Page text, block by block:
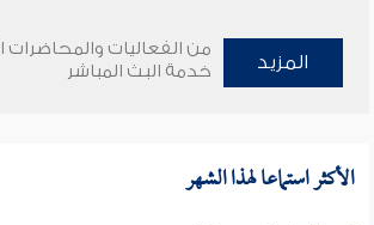
المزيد
من الفعاليات والمحاضرات
خدمة البث المباشر
الأكثر استماعا لهذا الشهر